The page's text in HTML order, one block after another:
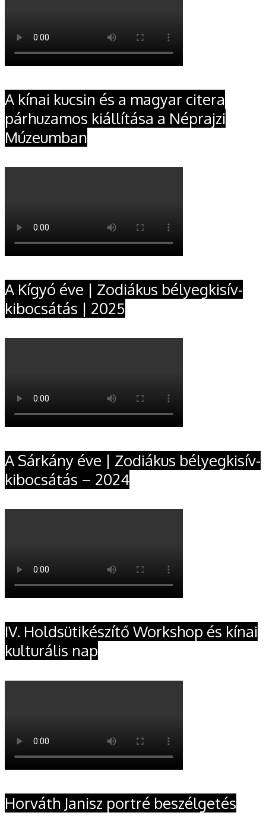
A kínai kucsin és a magyar citera
párhuzamos kiállítása a Néprajzi
Múzeumban
A Kígyó éve | Zodiákus bélyegkisív-
kibocsátás | 2025
A Sárkány éve | Zodiákus bélyegkisív-
kibocsátás – 2024
IV. Holdsütikészítő Workshop és kínai
kulturális nap
Horváth Janisz portré beszélgetés